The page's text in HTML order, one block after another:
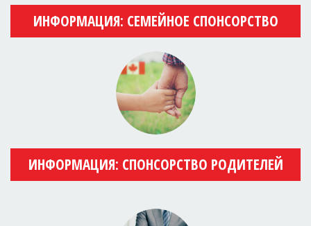
ИНФОРМАЦИЯ: СЕМЕЙНОЕ СПОНСОРСТВО
ИНФОРМАЦИЯ: СПОНСОРСТВО РОДИТЕЛЕЙ